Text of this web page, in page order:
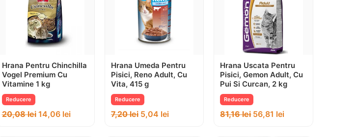
Hrana Pentru Chinchilla
Vogel Premium Cu
Vitamine 1 kg
Reducere
20,08lei 14,06 lei
Hrana Umeda Pentru
Pisici, Reno Adult, Cu
Vita, 415 g
Reducere
7,20lei 5,04 lei
Hrana Uscata Pentru
Pisici, Gemon Adult, Cu
Pui Si Curcan, 2 kg
Reducere
81,16lei 56,81 lei